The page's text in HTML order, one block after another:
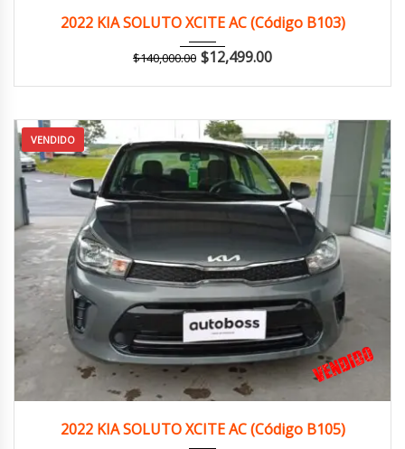
2022 KIA SOLUTO XCITE AC (Código B103)
$140,000.00 $12,499.00
VENDIDO
2022 KIA SOLUTO XCITE AC (Código B105)